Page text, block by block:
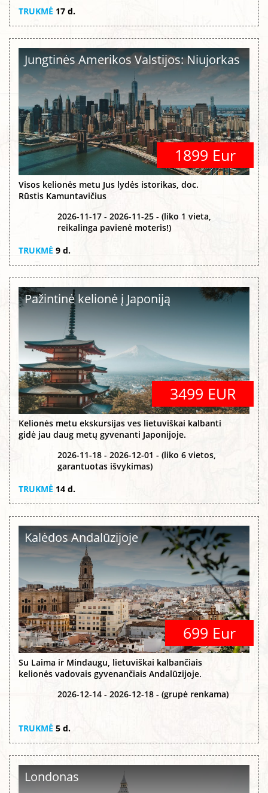
TRUKMĖ 17 d.
Jungtinės Amerikos Valstijos: Niujorkas
1899 Eur
Visos kelionės metu Jus lydės istorikas, doc.
Rūstis Kamuntavičius
2026-11-17 - 2026-11-25 - (liko 1 vieta,
reikalinga pavienė moteris!)
TRUKMĖ 9 d.
Pažintinė kelionė į Japoniją
3499 EUR
Kelionės metu ekskursijas ves lietuviškai kalbanti
gidė jau daug metų gyvenanti Japonijoje.
2026-11-18 - 2026-12-01 - (liko 6 vietos,
garantuotas išvykimas)
TRUKMĖ 14 d.
Kalėdos Andalūzijoje
699 Eur
Su Laima ir Mindaugu, lietuviškai kalbančiais
kelionės vadovais gyvenančiais Andalūzijoje.
2026-12-14 - 2026-12-18 - (grupė renkama)
TRUKMĖ 5 d.
Londonas